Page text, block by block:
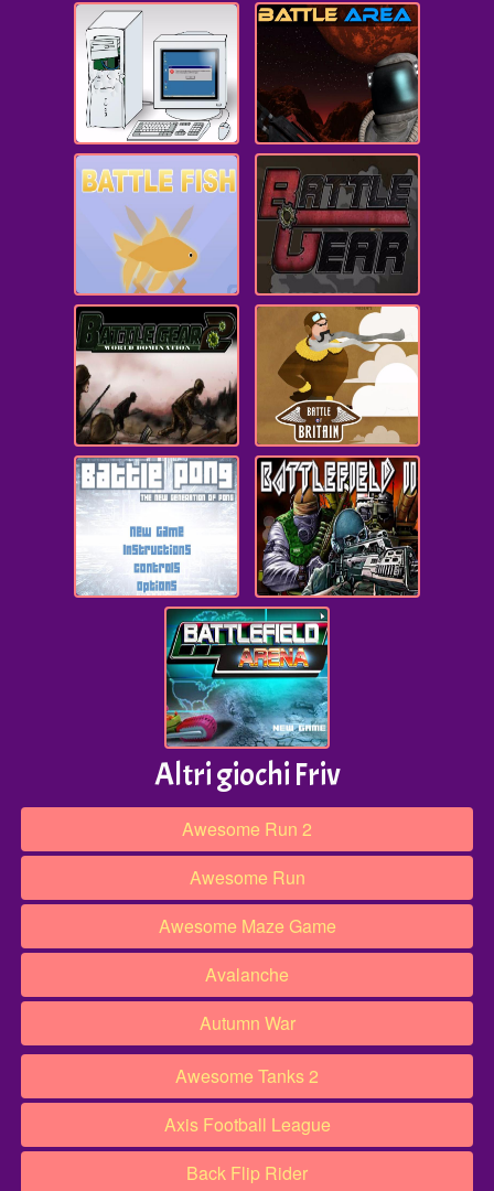
Altri giochi Friv
Awesome Run 2
Awesome Run
Awesome Maze Game
Avalanche
Autumn War
Awesome Tanks 2
Axis Football League
Back Flip Rider